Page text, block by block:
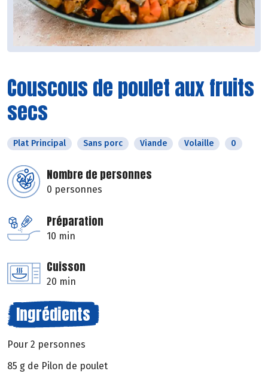
Couscous de poulet aux fruits
secs
Plat Principal Sans porc Viande Volaille 0
Nombre de personnes
0 personnes
Préparation
10 min
Cuisson
20 min
Ingrédients
Pour 2 personnes
85 g de Pilon de poulet